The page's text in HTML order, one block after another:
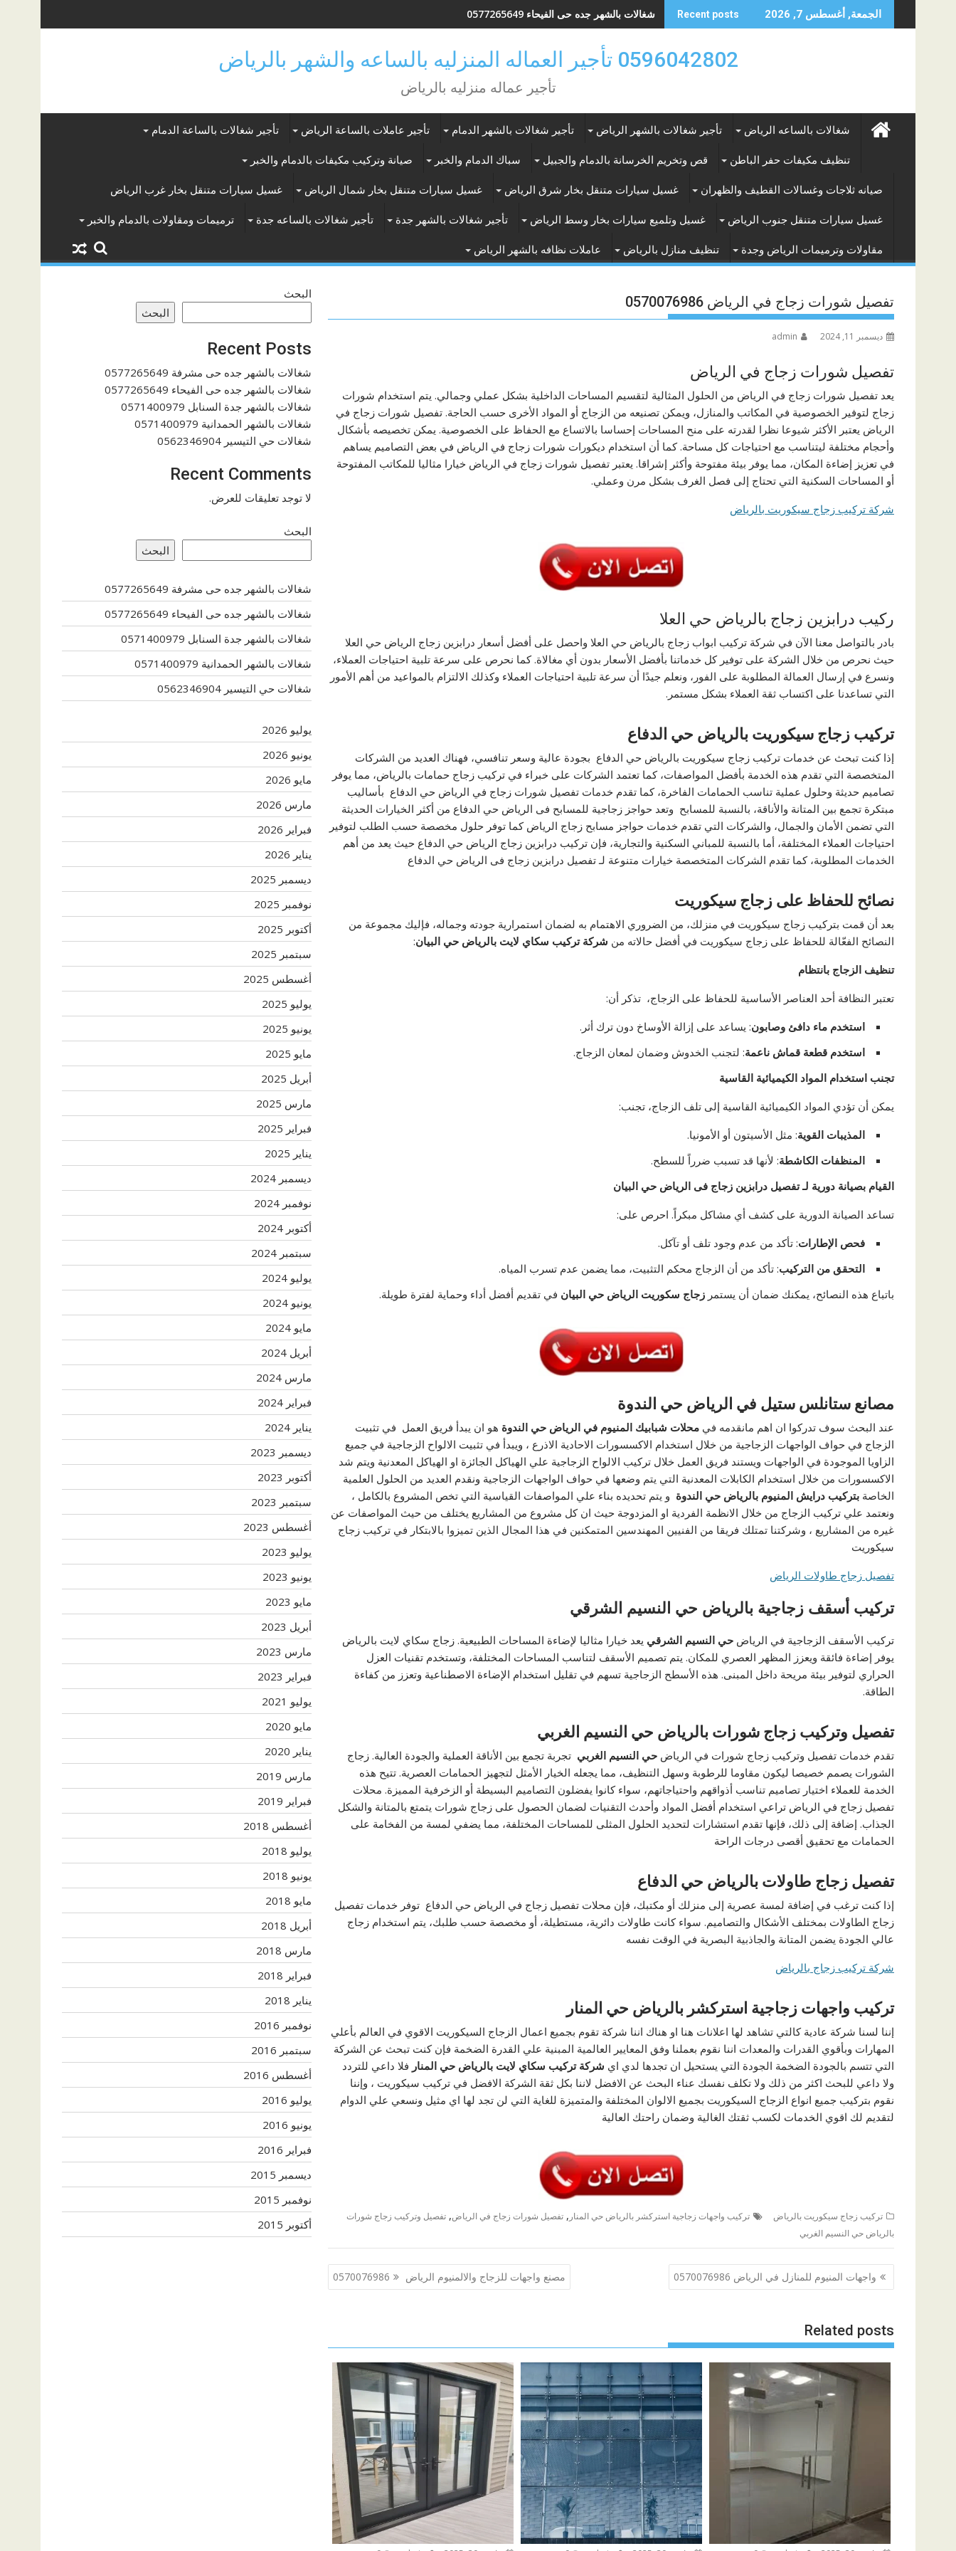
to
الجمعة, أغسطس 7, 2026 Recent posts شغالات بالشهر جده حى الفيحاء 0577265649
0596042802 تأجير العماله المنزليه بالساعه والشهر بالرياض
تأجير عماله منزليه بالرياض
شغالات بالساعه الرياض تأجير شغالات بالشهر الرياض تأجير شغالات بالشهر الدمام تأجير عاملات بالساعة الرياض تأجير شغالات بالساعة الدمام
تنظيف مكيفات حفر الباطن قص وتخريم الخرسانة بالدمام والجبيل سباك الدمام والخبر صيانة وتركيب مكيفات بالدمام والخبر
صيانه ثلاجات وغسالات القطيف والظهران غسيل سيارات متنقل بخار شرق الرياض غسيل سيارات متنقل بخار شمال الرياض غسيل سيارات متنقل بخار غرب الرياض
غسيل سيارات متنقل جنوب الرياض غسيل وتلميع سيارات بخار وسط الرياض تأجير شغالات بالشهر جدة تأجير شغالات بالساعه جدة ترميمات ومقاولات بالدمام والخبر
مقاولات وترميمات الرياض وجدة تنظيف منازل بالرياض عاملات نظافه بالشهر الرياض
تفصيل شورات زجاج في الرياض 0570076986
ديسمبر 11, 2024 admin
تفصيل شورات زجاج في الرياض
يعد تفصيل شورات زجاج في الرياض من الحلول المثالية لتقسيم المساحات الداخلية بشكل عملي وجمالي. يتم استخدام شورات
زجاج لتوفير الخصوصية في المكاتب والمنازل، ويمكن تصنيعه من الزجاج أو المواد الأخرى حسب الحاجة. تفصيل شورات زجاج في
الرياض يعتبر الأكثر شيوعا نظرا لقدرته على منح المساحات إحساسا بالاتساع مع الحفاظ على الخصوصية. يمكن تخصيصه بأشكال
وأحجام مختلفة ليتناسب مع احتياجات كل مساحة. كما أن استخدام ديكورات شورات زجاج في الرياض في بعض التصاميم يساهم
في تعزيز إضاءة المكان، مما يوفر بيئة مفتوحة وأكثر إشراقا. يعتبر تفصيل شورات زجاج في الرياض خيارا مثاليا للمكاتب المفتوحة
أو المساحات السكنية التي تحتاج إلى فصل الغرف بشكل مرن وعملي.
شركة تركيب زجاج سيكوريت بالرياض
ركيب درابزين زجاج بالرياض حي العلا
بادر بالتواصل معنا الآن في شركة تركيب ابواب زجاج بالرياض حي العلا واحصل على أفضل أسعار درابزين زجاج الرياض حي العلا
حيث نحرص من خلال الشركة على توفير كل خدماتنا بأفضل الأسعار بدون أي مغالاة. كما نحرص على سرعة تلبية احتياجات العملاء،
ونسرع في إرسال العمالة المطلوبة على الفور، ونعلم جيدًا أن سرعة تلبية احتياجات العملاء وكذلك الالتزام بالمواعيد من أهم الأمور
التي تساعدنا على اكتساب ثقة العملاء بشكل مستمر.
تركيب زجاج سيكوريت بالرياض حي الدفاع
إذا كنت تبحث عن خدمات تركيب زجاج سيكوريت بالرياض حي الدفاع بجودة عالية وسعر تنافسي، فهناك العديد من الشركات
المتخصصة التي تقدم هذه الخدمة بأفضل المواصفات، كما تعتمد الشركات على خبراء في تركيب زجاج حمامات بالرياض، مما يوفر
تصاميم حديثة وحلول عملية تناسب الحمامات الفاخرة، كما تقدم خدمات تفصيل شورات زجاج في الرياض حي الدفاع بأساليب
مبتكرة تجمع بين المتانة والأناقة، بالنسبة للمسابح وتعد حواجز زجاجية للمسابح فى الرياض حي الدفاع من أكثر الخيارات الحديثة
التي تضمن الأمان والجمال، والشركات التي تقدم خدمات حواجز مسابح زجاج الرياض كما توفر حلول مخصصة حسب الطلب لتوفير
احتياجات العملاء المختلفة، أما بالنسبة للمباني السكنية والتجارية، فإن تركيب درابزين زجاج الرياض حي الدفاع حيث يعد من أهم
الخدمات المطلوبة، كما تقدم الشركات المتخصصة خيارات متنوعة لـ تفصيل درابزين زجاج فى الرياض حي الدفاع
نصائح للحفاظ على زجاج سيكوريت
بعد أن قمت بتركيب زجاج سيكوريت في منزلك، من الضروري الاهتمام به لضمان استمرارية جودته وجماله، فإليك مجموعة من
النصائح الفعّالة للحفاظ على زجاج سيكوريت في أفضل حالاته من شركة تركيب سكاي لايت بالرياض حي البيان:
تنظيف الزجاج بانتظام
تعتبر النظافة أحد العناصر الأساسية للحفاظ على الزجاج، تذكر أن:
استخدم ماء دافئ وصابون: يساعد على إزالة الأوساخ دون ترك أثر.
استخدم قطعة قماش ناعمة: لتجنب الخدوش وضمان لمعان الزجاج.
تجنب استخدام المواد الكيميائية القاسية
يمكن أن تؤدي المواد الكيميائية القاسية إلى تلف الزجاج، تجنب:
المذيبات القوية: مثل الأسيتون أو الأمونيا.
المنظفات الكاشطة: لأنها قد تسبب ضرراً للسطح.
القيام بصيانة دورية لـ تفصيل درابزين زجاج فى الرياض حي البيان
تساعد الصيانة الدورية على كشف أي مشاكل مبكراً. احرص على:
فحص الإطارات: تأكد من عدم وجود تلف أو تآكل.
التحقق من التركيب: تأكد من أن الزجاج محكم التثبيت، مما يضمن عدم تسرب المياه.
باتباع هذه النصائح، يمكنك ضمان أن يستمر زجاج سكوريت الرياض حي البيان في تقديم أفضل أداء وحماية لفترة طويلة.
مصانع ستانلس ستيل في الرياض حي الندوة
عند البحث سوف تدركوا ان اهم مانقدمه في محلات شبابيك المنيوم في الرياض حي الندوة هو ان يبدأ فريق العمل في تثبيت
الزجاج في حواف الواجهات الزجاجية من خلال استخدام الاكسسورات الاحادية الاذرع ، ويبدأ في تثبيت الالواح الزجاجية في جميع
الزاويا الموجودة في الواجهات ويستند فريق العمل خلال تركيب الالواح الزجاجية علي الهياكل الجائزة او الهياكل المعدنية ويتم شد
الاكسسورات من خلال استخدام الكابلات المعدنية التي يتم وضعها في حواف الواجهات الزجاجية ونقدم العديد من الحلول العلمية
الخاصة بتركيب درايش المنيوم بالرياض حي الندوة و يتم تحديده بناء علي المواصفات القياسية التي تخص المشروع بالكامل ،
ونعتمد علي تركيب الزجاج من خلال الانظمة الفردية او المزدوجة حيث ان كل مشروع من المشاريع يختلف من حيث المواصفات عن
غيره من المشاريع ، وشركتنا تمتلك فريقا من الفنيين المهندسين المتمكنين في هذا المجال الذين تميزوا بالابتكار في تركيب زجاج
سيكوريت
تفصيل زجاج طاولات الرياض
تركيب أسقف زجاجية بالرياض حي النسيم الشرقي
تركيب الأسقف الزجاجية في الرياض حي النسيم الشرقي يعد خيارا مثاليا لإضاءة المساحات الطبيعية. زجاج سكاي لايت بالرياض
يوفر إضاءة فائقة ويعزز المظهر العصري للمكان. يتم تصميم الأسقف لتناسب المساحات المختلفة، وتستخدم تقنيات العزل
الحراري لتوفير بيئة مريحة داخل المبنى. هذه الأسطح الزجاجية تسهم في تقليل استخدام الإضاءة الاصطناعية وتعزز من كفاءة
الطاقة.
تفصيل وتركيب زجاج شورات بالرياض حي النسيم الغربي
تقدم خدمات تفصيل وتركيب زجاج شورات في الرياض حي النسيم الغربي تجربة تجمع بين الأناقة العملية والجودة العالية. زجاج
الشورات يصمم خصيصا ليكون مقاوما للرطوبة وسهل التنظيف، مما يجعله الخيار الأمثل لتجهيز الحمامات العصرية. تتيح هذه
الخدمة للعملاء اختيار تصاميم تناسب أذواقهم واحتياجاتهم، سواء كانوا يفضلون التصاميم البسيطة أو الزخرفية المميزة. محلات
تفصيل زجاج في الرياض تراعي استخدام أفضل المواد وأحدث التقنيات لضمان الحصول على زجاج شورات يتمتع بالمتانة والشكل
الجذاب. إضافة إلى ذلك، فإنها تقدم استشارات لتحديد الحلول المثلى للمساحات المختلفة، مما يضفي لمسة من الفخامة على
الحمامات مع تحقيق أقصى درجات الراحة
تفصيل زجاج طاولات بالرياض حي الدفاع
إذا كنت ترغب في إضافة لمسة عصرية إلى منزلك أو مكتبك، فإن محلات تفصيل زجاج في الرياض حي الدفاع توفر خدمات تفصيل
زجاج الطاولات بمختلف الأشكال والتصاميم. سواء كانت طاولات دائرية، مستطيلة، أو مخصصة حسب طلبك، يتم استخدام زجاج
عالي الجودة يضمن المتانة والجاذبية البصرية في الوقت نفسه
شركة تركيب زجاج بالرياض
تركيب واجهات زجاجية استركشر بالرياض حي المنار
إننا لسنا شركة عادية كالتي تشاهد لها اعلانات هنا او هناك اننا شركة تقوم بجميع اعمال الزجاج السيكوريت الاقوي في العالم بأعلي
المهارات وبأقوي القدرات والمعدات اننا نقوم بعملنا وفق المعايير العالمية المبنية علي القدرة الضخمة فإن كنت تبحث عن الشركة
التي تتسم بالجودة الضخمة الجودة التي يستحيل ان تجدها لدي اي شركة تركيب سكاي لايت بالرياض حي المنار فلا داعي للتردد
ولا داعي للبحث اكثر من ذلك ولا تكلف نفسك عناء البحث عن الافضل لاننا بكل ثقة الشركة الافضل في تركيب سيكوريت ، وإننا
نقوم بتركيب جميع انواع الزجاج السيكوريت بجميع الالوان المختلفة والمتميزة للغاية التي لن تجد لها اي مثيل ونسعي علي الدوام
لتقديم لك اقوي الخدمات لكسب ثقتك الغالية وضمان راحتك العالية
تركيب زجاج سيكوريت بالرياض تركيب واجهات زجاجية استركشر بالرياض حي المنار , تفصيل شورات زجاج في الرياض, تفصيل وتركيب زجاج شورات
بالرياض حي النسيم الغربي
تصفّح
المقالات
واجهات المنيوم للمنازل في الرياض 0570076986 مصنع واجهات للزجاج والالمنيوم الرياض 0570076986
Related posts
البحث
البحث
Recent Posts
شغالات بالشهر جده حى مشرفة 0577265649
شغالات بالشهر جده حى الفيحاء 0577265649
شغالات بالشهر جدة السنابل 0571400979
شغالات بالشهر الحمدانية 0571400979
شغالات حي التيسير 0562346904
Recent Comments
لا توجد تعليقات للعرض.
البحث
البحث
شغالات بالشهر جده حى مشرفة 0577265649
شغالات بالشهر جده حى الفيحاء 0577265649
شغالات بالشهر جدة السنابل 0571400979
شغالات بالشهر الحمدانية 0571400979
شغالات حي التيسير 0562346904
يوليو 2026
يونيو 2026
مايو 2026
مارس 2026
فبراير 2026
يناير 2026
ديسمبر 2025
نوفمبر 2025
أكتوبر 2025
سبتمبر 2025
أغسطس 2025
يوليو 2025
يونيو 2025
مايو 2025
أبريل 2025
مارس 2025
فبراير 2025
يناير 2025
ديسمبر 2024
نوفمبر 2024
أكتوبر 2024
سبتمبر 2024
يوليو 2024
يونيو 2024
مايو 2024
أبريل 2024
مارس 2024
فبراير 2024
يناير 2024
ديسمبر 2023
أكتوبر 2023
سبتمبر 2023
أغسطس 2023
يوليو 2023
يونيو 2023
مايو 2023
أبريل 2023
مارس 2023
فبراير 2023
يوليو 2021
مايو 2020
يناير 2020
مارس 2019
فبراير 2019
أغسطس 2018
يوليو 2018
يونيو 2018
مايو 2018
أبريل 2018
مارس 2018
فبراير 2018
يناير 2018
نوفمبر 2016
سبتمبر 2016
أغسطس 2016
يوليو 2016
يونيو 2016
فبراير 2016
ديسمبر 2015
نوفمبر 2015
أكتوبر 2015